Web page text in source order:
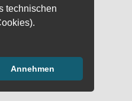
technischen
Annehmen